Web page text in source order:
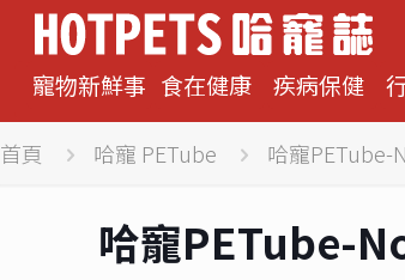
寵物新鮮事 食在健康 疾病保健
首頁 哈寵 PETube 哈寵PETube-
哈寵PETube-